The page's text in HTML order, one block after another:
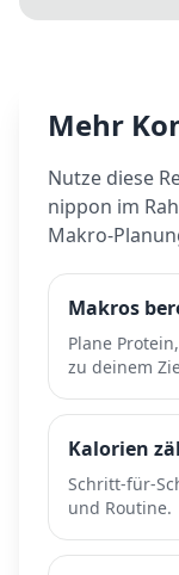
Mehr
Nutze diese
nippon im
Makro-
Makros
Plane
zu deinem
Kalorien
Schritt-für-
und Routine.